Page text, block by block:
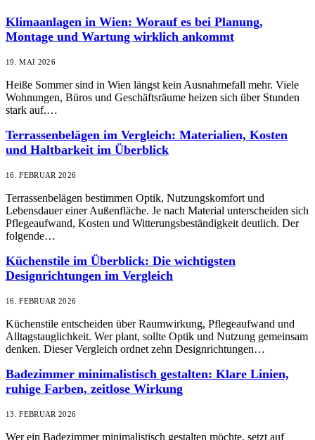
Klimaanlagen in Wien: Worauf es bei Planung,
Montage und Wartung wirklich ankommt
19. MAI 2026
Heiße Sommer sind in Wien längst kein Ausnahmefall mehr. Viele
Wohnungen, Büros und Geschäftsräume heizen sich über Stunden
stark auf.…
Terrassenbelägen im Vergleich: Materialien, Kosten
und Haltbarkeit im Überblick
16. FEBRUAR 2026
Terrassenbelägen bestimmen Optik, Nutzungskomfort und
Lebensdauer einer Außenfläche. Je nach Material unterscheiden sich
Pflegeaufwand, Kosten und Witterungsbeständigkeit deutlich. Der
folgende…
Küchenstile im Überblick: Die wichtigsten
Designrichtungen im Vergleich
16. FEBRUAR 2026
Küchenstile entscheiden über Raumwirkung, Pflegeaufwand und
Alltagstauglichkeit. Wer plant, sollte Optik und Nutzung gemeinsam
denken. Dieser Vergleich ordnet zehn Designrichtungen…
Badezimmer minimalistisch gestalten: Klare Linien,
ruhige Farben, zeitlose Wirkung
13. FEBRUAR 2026
Wer ein Badezimmer minimalistisch gestalten möchte, setzt auf